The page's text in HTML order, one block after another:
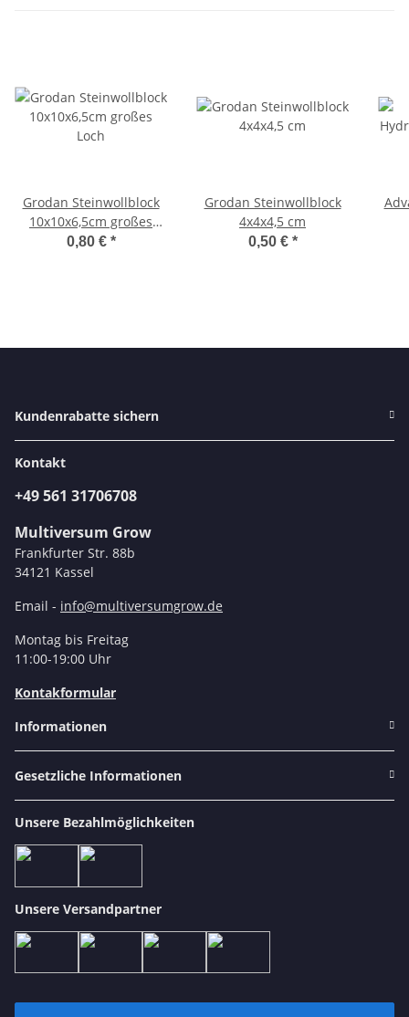
Grodan Steinwollblock
10x10x6,5cm großes
Loch
0,80 € *
Grodan Steinwollblock
4x4x4,5 cm
0,50 € *
Kundenrabatte sichern
Kontakt
+49 561 31706708
Multiversum Grow
Frankfurter Str. 88b
34121 Kassel
Email - info@multiversumgrow.de
Montag bis Freitag
11:00-19:00 Uhr
Kontakformular
Informationen
Gesetzliche Informationen
Unsere Bezahlmöglichkeiten
Unsere Versandpartner